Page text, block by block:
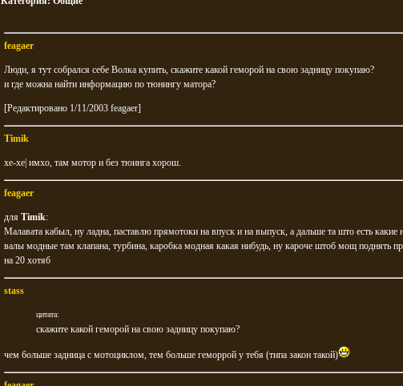
feagaer
Люди, я тут собрался себе Волка купить, скажите какой геморой на свою задницу покупаю?
и где можна найти информацию по тюнингу матора?
[Редактировано 1/11/2003 feagaer]
Timik
хе-хе| имхо, там мотор и без тюинга хорош.
feagaer
для Timik:
Малавата кабыл, ну ладна, паставлю прямотоки на впуск и на выпуск, а дальше та што есть какие
валы модные там клапана, турбина, каробка модная какая нибудь, ну кароче штоб мощ поднять
на 20 хотяб
stass
цитата:
скажите какой геморой на свою задницу покупаю?
чем больше задница с мотоциклом, тем больше геморрой у тебя (типа закон такой)